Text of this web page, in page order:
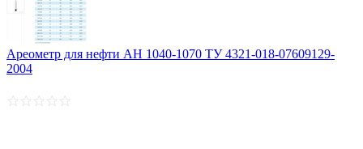
Ареометр для нефти АН 1040-1070 ТУ 4321-018-07609129-
2004